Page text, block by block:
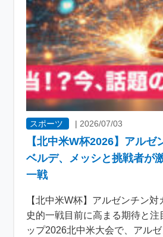
スポーツ |2026/07/03
【北中米W杯2026】アルゼ
ベルデ、メッシと挑戦者が
一戦
【北中米W杯】アルゼンチン
史的一戦目前に高まる期待と注
ップ2026北中米大会で、アル